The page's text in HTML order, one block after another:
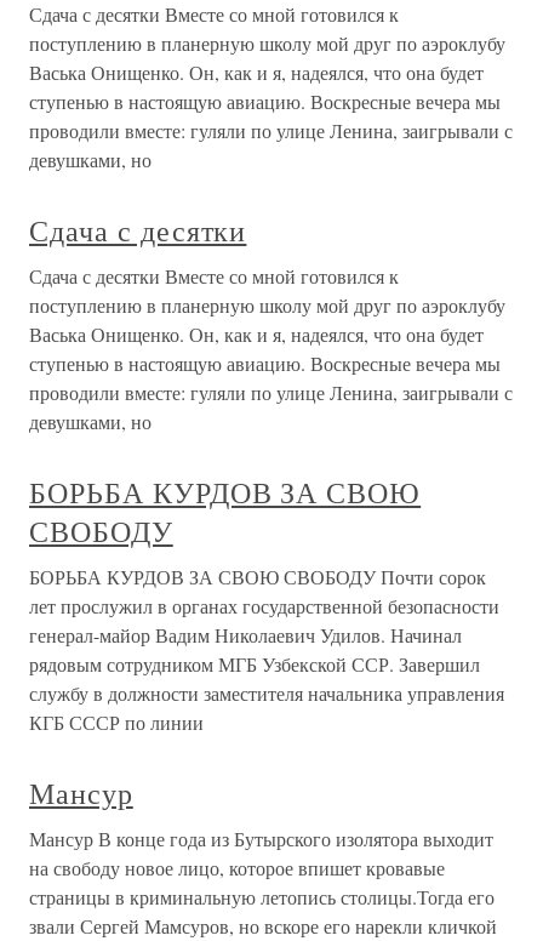
Сдача с десятки Вместе со мной готовился к
поступлению в планерную школу мой друг по аэроклубу
Васька Онищенко. Он, как и я, надеялся, что она будет
ступенью в настоящую авиацию. Воскресные вечера мы
проводили вместе: гуляли по улице Ленина, заигрывали с
девушками, но
Сдача с десятки
Сдача с десятки Вместе со мной готовился к
поступлению в планерную школу мой друг по аэроклубу
Васька Онищенко. Он, как и я, надеялся, что она будет
ступенью в настоящую авиацию. Воскресные вечера мы
проводили вместе: гуляли по улице Ленина, заигрывали с
девушками, но
БОРЬБА КУРДОВ ЗА СВОЮ
СВОБОДУ
БОРЬБА КУРДОВ ЗА СВОЮ СВОБОДУ Почти сорок
лет прослужил в органах государственной безопасности
генерал-майор Вадим Николаевич Удилов. Начинал
рядовым сотрудником МГБ Узбекской ССР. Завершил
службу в должности заместителя начальника управления
КГБ СССР по линии
Мансур
Мансур В конце года из Бутырского изолятора выходит
на свободу новое лицо, которое впишет кровавые
страницы в криминальную летопись столицы.Тогда его
звали Сергей Мамсуров, но вскоре его нарекли кличкой